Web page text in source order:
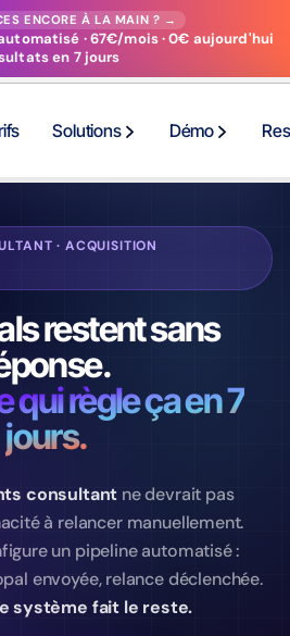
ENCORE À LA MAIN ? →
· 67€/mois · 0€ aujourd'hui
en 7 jours
Solutions Démo
· ACQUISITION
restent sans
qui règle ça en 7
jours.
consultant ne devrait pas
à relancer manuellement.
un pipeline automatisé :
envoyée, relance déclenchée.
système fait le reste.